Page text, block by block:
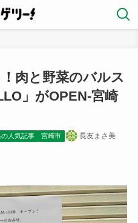
！肉と野菜のバルス
」がOPEN-宮崎
の人気記事 宮崎市 長友まさ美